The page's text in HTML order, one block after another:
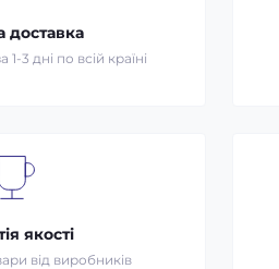
доставка
3 дні по всій країні
якості
від виробників